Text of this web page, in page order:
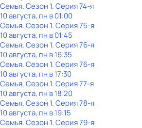
Семья. Сезон 1. Серия 74-я
10 августа, пн в 01:00
Семья. Сезон 1. Серия 75-я
10 августа, пн в 01:45
Семья. Сезон 1. Серия 76-я
10 августа, пн в 16:35
Семья. Сезон 1. Серия 76-я
10 августа, пн в 17:30
Семья. Сезон 1. Серия 77-я
10 августа, пн в 18:20
Семья. Сезон 1. Серия 78-я
10 августа, пн в 19:15
Семья. Сезон 1. Серия 79-я